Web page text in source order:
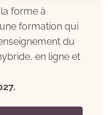
forme à
formation qui
du
en ligne et